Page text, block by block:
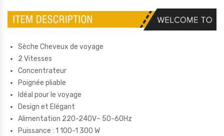
Sèche Cheveux de voyage
2 Vitesses
Concentrateur
Poignée pliable
Idéal pour le voyage
Design et Elégant
Alimentation 220-240V~ 50-60Hz
Puissance : 1 100-1 300 W